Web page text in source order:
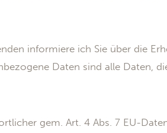
informiere ich Sie über die
Daten sind alle Daten,
gem. Art. 4 Abs. 7 EU-